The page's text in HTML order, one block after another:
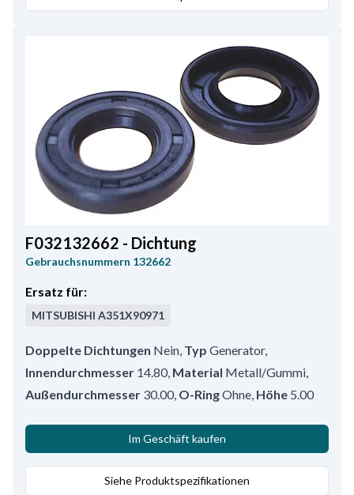
F032132662 - Dichtung
Gebrauchsnummern 132662
Ersatz für:
MITSUBISHI A351X90971
Doppelte Dichtungen Nein, Typ Generator,
Innendurchmesser 14.80, Material Metall/Gummi,
Außendurchmesser 30.00, O-RingOhne, Höhe 5.00
Im Geschäft kaufen
Siehe Produktspezifikationen